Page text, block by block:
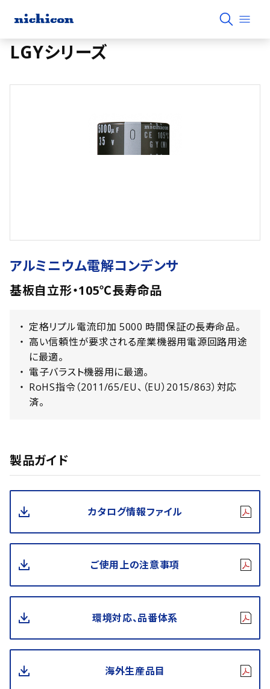
LGYシリーズ
アルミニウム電解コンデンサ
基板自立形・105℃長寿命品
定格リプル電流印加 5000 時間保証の長寿命品。
高い信頼性が要求される産業機器用電源回路用途
に最適。
電子バラスト機器用に最適。
RoHS指令（2011/65/EU、（EU）2015/863）対応
済。
製品ガイド
カタログ情報ファイル
ご使用上の注意事項
環境対応、品番体系
海外生産品目